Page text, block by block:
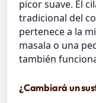
picor suave. El
tradicional del
pertenece a la
masala o una
también
¿Cambiará un